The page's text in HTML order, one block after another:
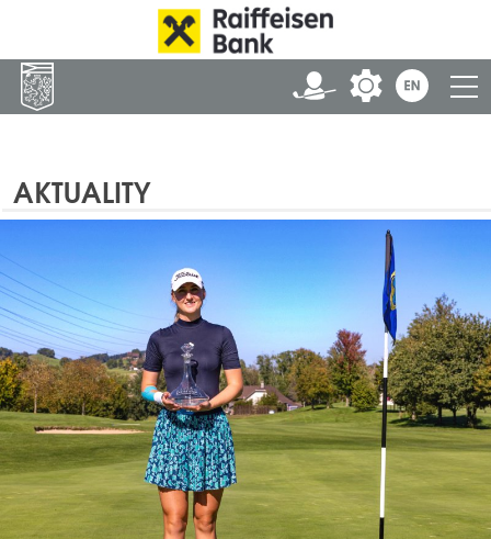
AKTUALITY